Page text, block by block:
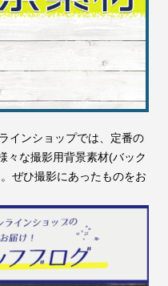
インショップでは、定番の
々な撮影用背景素材(バック
ぜひ撮影にあったものをお